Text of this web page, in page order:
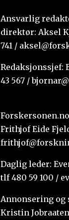
Ansvarlig
direktør: Aksel
741 /
Redaksjonssjef:
43 567 /
Frithjof Eide
Daglig leder:
tlf 480 59 100 /
Annonsering
Kristin